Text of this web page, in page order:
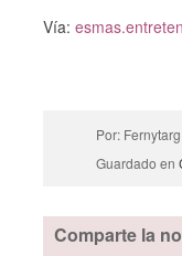
Vía:
Por: Fernytarg
Guardado en
Comparte la